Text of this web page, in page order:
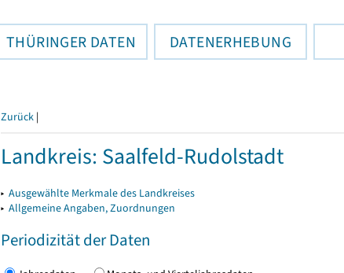
THÜRINGER DATEN DATENERHEBUNG
Zurück |
Landkreis: Saalfeld-Rudolstadt
▸ Ausgewählte Merkmale des Landkreises
▸ Allgemeine Angaben, Zuordnungen
Periodizität der Daten